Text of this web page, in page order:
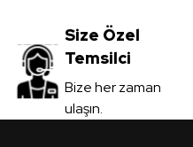
Size Özel
Temsilci
Bize her zaman
ulaşın.